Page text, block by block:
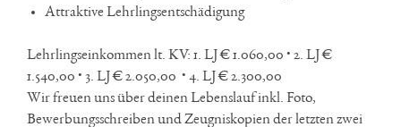
Attraktive Lehrlingsentschädigung
Lehrlingseinkommen lt. KV: 1. LJ € 1.060,00 • 2. LJ €
1.540,00 • 3. LJ € 2.050,00 • 4. LJ € 2.300,00
Wir freuen uns über deinen Lebenslauf inkl. Foto,
Bewerbungsschreiben und Zeugniskopien der letzten zwei